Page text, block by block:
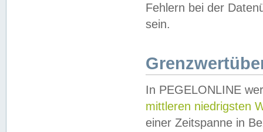
Fehlern bei der
sein.
In PEGELONLINE
mittleren niedrigsten
einer Zeitspanne in